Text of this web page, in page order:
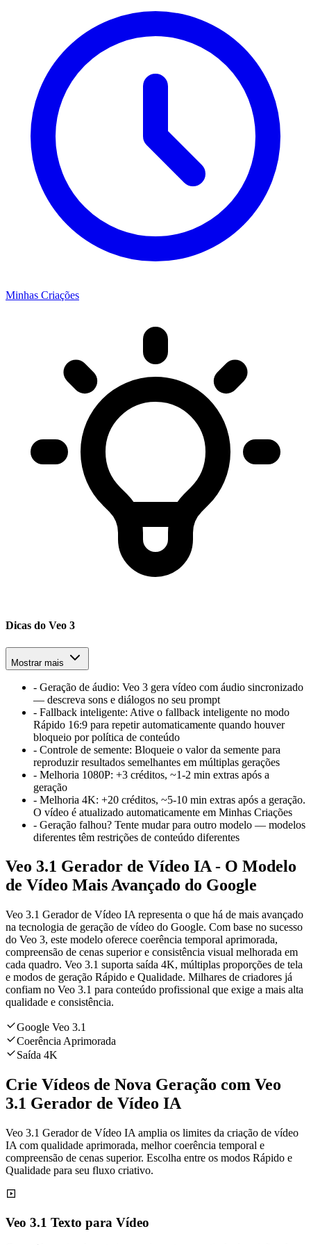
Minhas Criações
Dicas do Veo 3
Mostrar mais
- Geração de áudio: Veo 3 gera vídeo com áudio sincronizado
— descreva sons e diálogos no seu prompt
- Fallback inteligente: Ative o fallback inteligente no modo
Rápido 16:9 para repetir automaticamente quando houver
bloqueio por política de conteúdo
- Controle de semente: Bloqueie o valor da semente para
reproduzir resultados semelhantes em múltiplas gerações
- Melhoria 1080P: +3 créditos, ~1-2 min extras após a
geração
- Melhoria 4K: +20 créditos, ~5-10 min extras após a geração.
O vídeo é atualizado automaticamente em Minhas Criações
- Geração falhou? Tente mudar para outro modelo — modelos
diferentes têm restrições de conteúdo diferentes
Veo 3.1 Gerador de Vídeo IA - O Modelo
de Vídeo Mais Avançado do Google
Veo 3.1 Gerador de Vídeo IA representa o que há de mais avançado
na tecnologia de geração de vídeo do Google. Com base no sucesso
do Veo 3, este modelo oferece coerência temporal aprimorada,
compreensão de cenas superior e consistência visual melhorada em
cada quadro. Veo 3.1 suporta saída 4K, múltiplas proporções de tela
e modos de geração Rápido e Qualidade. Milhares de criadores já
confiam no Veo 3.1 para conteúdo profissional que exige a mais alta
qualidade e consistência.
Google Veo 3.1
Coerência Aprimorada
Saída 4K
Crie Vídeos de Nova Geração com Veo
3.1 Gerador de Vídeo IA
Veo 3.1 Gerador de Vídeo IA amplia os limites da criação de vídeo
IA com qualidade aprimorada, melhor coerência temporal e
compreensão de cenas superior. Escolha entre os modos Rápido e
Qualidade para seu fluxo criativo.
Veo 3.1 Texto para Vídeo